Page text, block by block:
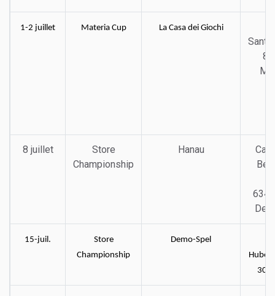
1-2 juillet Materia Cup La Casa dei Giochi
8,
8 juillet
Store
Championship
Hanau
15-juil.
Store
Championship
Demo-Spel